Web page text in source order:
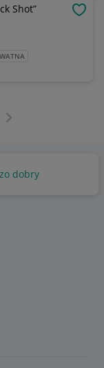
Shot”
Następna strona
dobry